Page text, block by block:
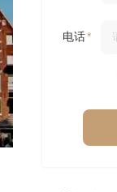
电话